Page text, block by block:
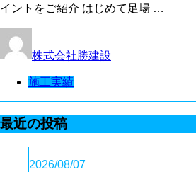
イントをご紹介 はじめて足場 …
株式会社勝建設
施工実績
最近の投稿
2026/08/07